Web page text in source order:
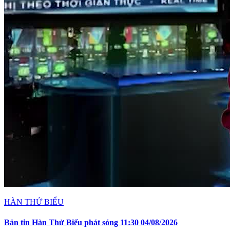
HÀN THỬ BIỂU
Bản tin Hàn Thử Biểu phát sóng 11:30 04/08/2026